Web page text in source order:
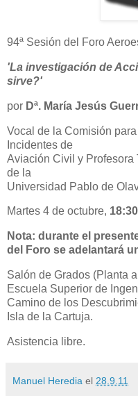
94ª Sesión del Foro
'La investigación de
sirve?'
por Dª. María Jesús
Vocal de la Comisión
Incidentes de
Aviación Civil y Profesora
de la
Universidad Pablo de
Martes 4 de octubre,
Nota: durante el
del Foro se adelantará
Salón de Grados (Planta
Escuela Superior de
Camino de los
Isla de la Cartuja.
Asistencia libre.
Manuel Heredia el 28.9.11